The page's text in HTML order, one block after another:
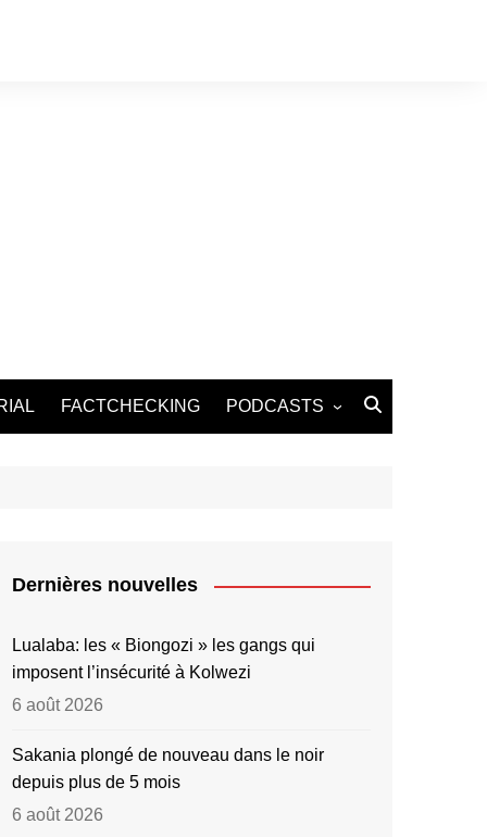
FACTCHECKING PODCASTS
Dernières nouvelles
Lualaba: les « Biongozi » les gangs qui
imposent l’insécurité à Kolwezi
6 août 2026
Sakania plongé de nouveau dans le noir
depuis plus de 5 mois
6 août 2026